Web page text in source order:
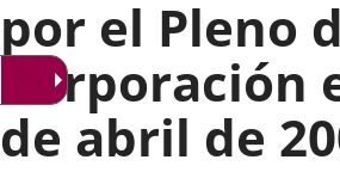
por el Pleno
Corporación
de abril de